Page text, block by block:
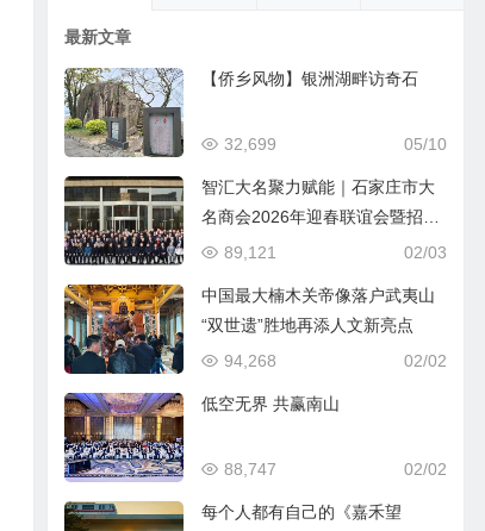
最新文章
【侨乡风物】银洲湖畔访奇石
05/10
32,699
智汇大名聚力赋能｜石家庄市大
名商会2026年迎春联谊会暨招商
引资推介会圆满落幕
02/03
89,121
中国最大楠木关帝像落户武夷山
“双世遗”胜地再添人文新亮点
02/02
94,268
低空无界 共赢南山
02/02
88,747
每个人都有自己的《嘉禾望